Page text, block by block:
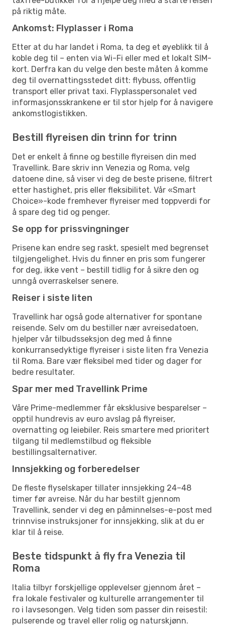
på riktig måte.
Ankomst: Flyplasser i Roma
Etter at du har landet i Roma, ta deg et øyeblikk til å
koble deg til – enten via Wi-Fi eller med et lokalt SIM-
kort. Derfra kan du velge den beste måten å komme
deg til overnattingsstedet ditt: flybuss, offentlig
transport eller privat taxi. Flyplasspersonalet ved
informasjonsskrankene er til stor hjelp for å navigere
ankomstlogistikken.
Bestill flyreisen din trinn for trinn
Det er enkelt å finne og bestille flyreisen din med
Travellink. Bare skriv inn Venezia og Roma, velg
datoene dine, så viser vi deg de beste prisene, filtrert
etter hastighet, pris eller fleksibilitet. Vår «Smart
Choice»-kode fremhever flyreiser med toppverdi for
å spare deg tid og penger.
Se opp for prissvingninger
Prisene kan endre seg raskt, spesielt med begrenset
tilgjengelighet. Hvis du finner en pris som fungerer
for deg, ikke vent – bestill tidlig for å sikre den og
unngå overraskelser senere.
Reiser i siste liten
Travellink har også gode alternativer for spontane
reisende. Selv om du bestiller nær avreisedatoen,
hjelper vår tilbudsseksjon deg med å finne
konkurransedyktige flyreiser i siste liten fra Venezia
til Roma. Bare vær fleksibel med tider og dager for
bedre resultater.
Spar mer med Travellink Prime
Våre Prime-medlemmer får eksklusive besparelser –
opptil hundrevis av euro avslag på flyreiser,
overnatting og leiebiler. Reis smartere med prioritert
tilgang til medlemstilbud og fleksible
bestillingsalternativer.
Innsjekking og forberedelser
De fleste flyselskaper tillater innsjekking 24–48
timer før avreise. Når du har bestilt gjennom
Travellink, sender vi deg en påminnelses-e-post med
trinnvise instruksjoner for innsjekking, slik at du er
klar til å reise.
Beste tidspunkt å fly fra Venezia til
Roma
Italia tilbyr forskjellige opplevelser gjennom året –
fra lokale festivaler og kulturelle arrangementer til
ro i lavsesongen. Velg tiden som passer din reisestil:
pulserende og travel eller rolig og naturskjønn.